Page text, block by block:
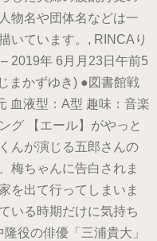
物名や団体名などは一
いています。, RINCAり
2019年 6月月23日午前5
まかずゆき) ●図書館戦
血液型：A型 趣味：音楽
グ 【エール】がやっと
んが演じる五郎さんの
梅ちゃんに告白されま
を出て行ってしまいま
いる時期だけに気持ち
役の俳優「三浦貴大」